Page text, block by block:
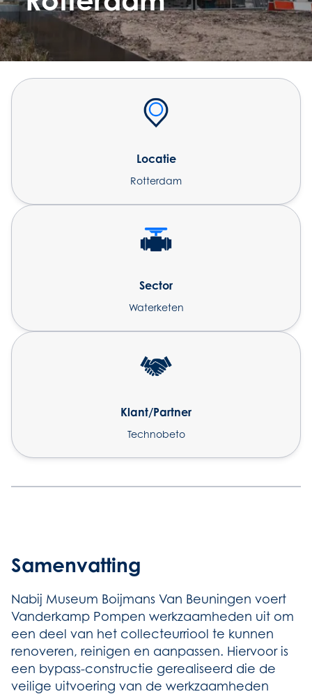
Locatie
Rotterdam
Sector
Waterketen
Klant/Partner
Technobeto
Samenvatting
Nabij Museum Boijmans Van Beuningen voert
Vanderkamp Pompen werkzaamheden uit om
een deel van het collecteurriool te kunnen
renoveren, reinigen en aanpassen. Hiervoor is
een bypass-constructie gerealiseerd die de
veilige uitvoering van de werkzaamheden